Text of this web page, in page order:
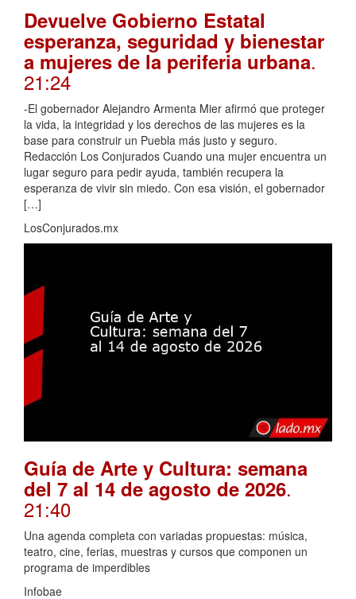
Devuelve Gobierno Estatal
esperanza, seguridad y bienestar
a mujeres de la periferia urbana.
21:24
-El gobernador Alejandro Armenta Mier afirmó que proteger
la vida, la integridad y los derechos de las mujeres es la
base para construir un Puebla más justo y seguro.
Redacción Los Conjurados Cuando una mujer encuentra un
lugar seguro para pedir ayuda, también recupera la
esperanza de vivir sin miedo. Con esa visión, el gobernador
[…]
LosConjurados.mx
Guía de Arte y Cultura: semana
del 7 al 14 de agosto de 2026.
21:40
Una agenda completa con variadas propuestas: música,
teatro, cine, ferias, muestras y cursos que componen un
programa de imperdibles
Infobae